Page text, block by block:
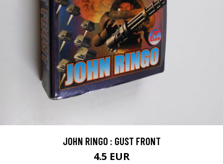
JOHN RINGO : GUST FRONT
4.5 EUR